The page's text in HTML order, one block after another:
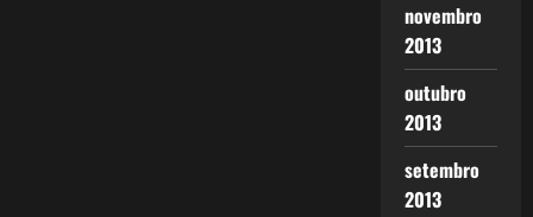
novembro
2013
outubro
2013
setembro
2013